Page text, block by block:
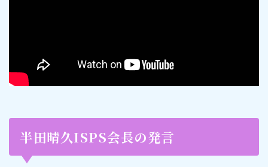
半田晴久ISPS会長の発言